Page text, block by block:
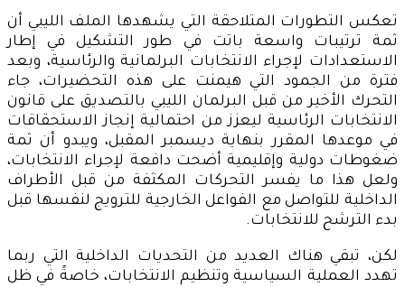
تعكس التطورات المتلاحقة التي يشهدها الملف الليبي أن
ثمة ترتيبات واسعة باتت في طور التشكيل في إطار
الاستعدادات لإجراء الانتخابات البرلمانية والرئاسية، وبعد
فترة من الجمود التي هيمنت على هذه التحضيرات، جاء
التحرك الأخير من قبل البرلمان الليبي بالتصديق على قانون
الانتخابات الرئاسية ليعزز من احتمالية إنجاز الاستحقاقات
في موعدها المقرر بنهاية ديسمبر المقبل، ويبدو أن ثمة
ضغوطات دولية وإقليمية أضحت دافعة لإجراء الانتخابات،
ولعل هذا ما يفسر التحركات المكثفة من قبل الأطراف
الداخلية للتواصل مع الفواعل الخارجية للترويج لنفسها قبل
بدء الترشح للانتخابات.
لكن، تبقي هناك العديد من التحديات الداخلية التي ربما
تهدد العملية السياسية وتنظيم الانتخابات، خاصةً في ظل